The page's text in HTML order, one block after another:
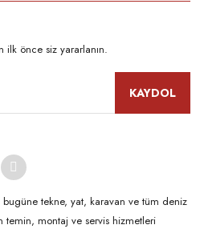
önce siz yararlanın.
KAYDOL
tekne, yat, karavan ve tüm deniz
temin, montaj ve servis hizmetleri